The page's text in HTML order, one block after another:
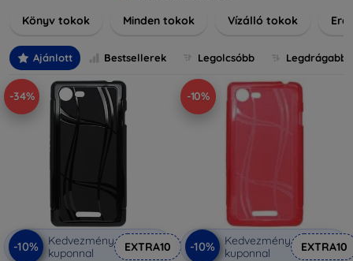
különlegesebbé eszközeit a tökéletes tokkal!
Könyv tokok Minden tokok Vízálló tokok
Ajánlott Bestsellerek Legolcsóbb Legdrágabb
-34%
-10%
Kedvezmény
kuponnal
EXTRA10
-10%
-10%
Kedvezmény
kuponnal
EXTRA10